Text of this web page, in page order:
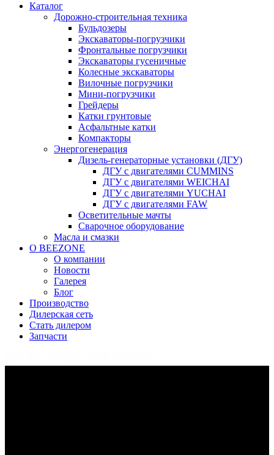
Каталог
Дорожно-строительная техника
Бульдозеры
Экскаваторы-погрузчики
Фронтальные погрузчики
Экскаваторы гусеничные
Колесные экскаваторы
Вилочные погрузчики
Мини-погрузчики
Грейдеры
Катки грунтовые
Асфальтные катки
Компакторы
Энергогенерация
Дизель-генераторные установки (ДГУ)
ДГУ с двигателями CUMMINS
ДГУ с двигателями WEICHAI
ДГУ с двигателями YUCHAI
ДГУ с двигателями FAW
Осветительные мачты
Сварочное оборудование
Масла и смазки
О BEEZONE
О компании
Новости
Галерея
Блог
Производство
Дилерская сеть
Стать дилером
Запчасти